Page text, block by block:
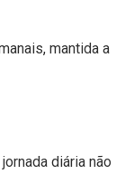
mantida a
diária não